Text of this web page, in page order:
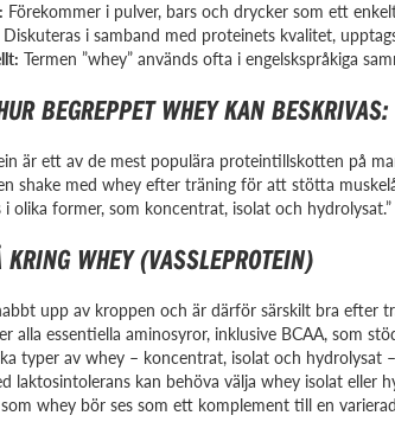
Förekommer i pulver, bars och drycker som ett
Diskuteras i samband med proteinets kvalitet,
Termen ”whey” används ofta i engelskspråkiga
BEGREPPET WHEY KAN BESKRIVAS:
är ett av de mest populära proteintillskotten på
shake med whey efter träning för att stötta
i olika former, som koncentrat, isolat och hydrolysat.”
WHEY (VASSLEPROTEIN)
upp av kroppen och är därför särskilt bra efter
alla essentiella aminosyror, inklusive BCAA, som
typer av whey – koncentrat, isolat och hydrolysat
laktosintolerans kan behöva välja whey isolat eller
whey bör ses som ett komplement till en